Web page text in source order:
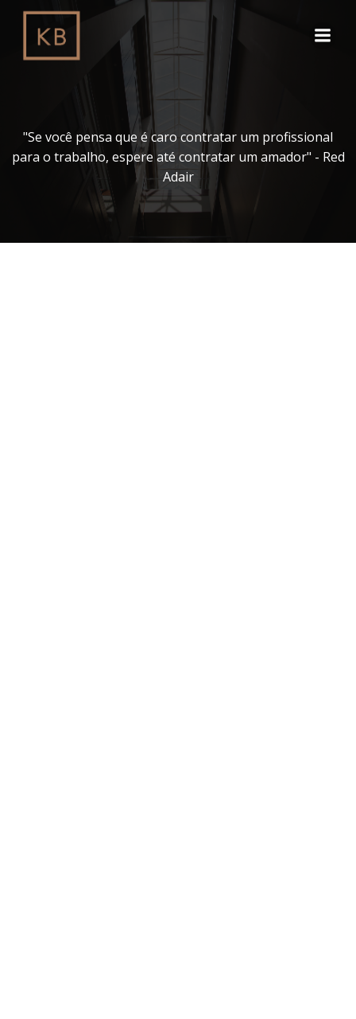
o
conteúdo
"Se você pensa que é caro contratar um profissional
para o trabalho, espere até contratar um amador" - Red
Adair